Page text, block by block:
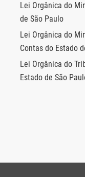
Lei Orgânica do
de São Paulo
Lei Orgânica do
Contas do Estado
Lei Orgânica do
Estado de São